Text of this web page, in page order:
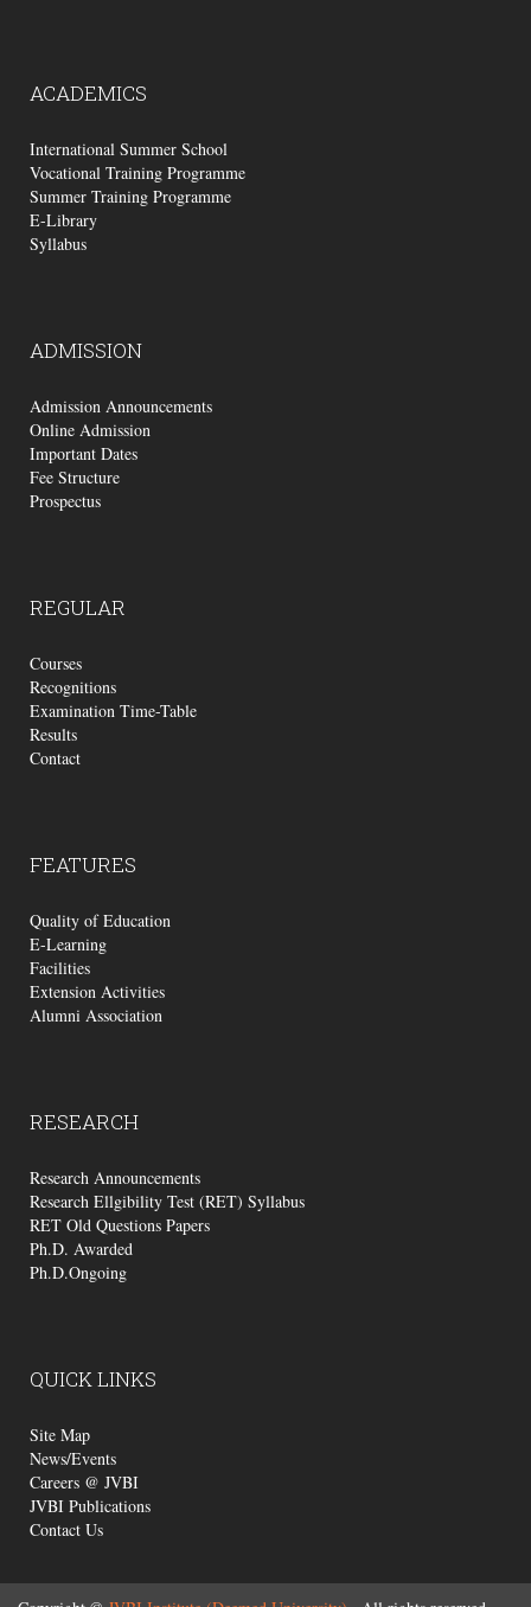
ACADEMICS
International Summer School
Vocational Training Programme
Summer Training Programme
E-Library
Syllabus
ADMISSION
Admission Announcements
Online Admission
Important Dates
Fee Structure
Prospectus
REGULAR
Courses
Recognitions
Examination Time-Table
Results
Contact
FEATURES
Quality of Education
E-Learning
Facilities
Extension Activities
Alumni Association
RESEARCH
Research Announcements
Research Ellgibility Test (RET) Syllabus
RET Old Questions Papers
Ph.D. Awarded
Ph.D.Ongoing
QUICKLINKS
Site Map
News/Events
Careers @ JVBI
JVBI Publications
Contact Us